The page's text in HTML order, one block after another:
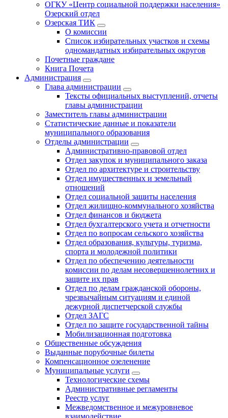
ОГКУ «Центр социальной поддержки населения»
Озерский отдел
Озерская ТИК
О комиссии
Список избирательных участков и схемы
одномандатных избирательных округов
Почетные граждане
Книга Почета
Администрация
Глава администрации
Тексты официальных выступлений, отчеты
главы администрации
Заместитель главы администрации
Статистические данные и показатели
муниципального образования
Отделы администрации
Административно-правовой отдел
Отдел закупок и муниципального заказа
Отдел по архитектуре и строительству
Отдел имущественных и земельный
отношений
Отдел социальной защиты населения
Отдел жилищно-коммунального хозяйства
Отдел финансов и бюджета
Отдел бухгалтерского учета и отчетности
Отдел по вопросам сельского хозяйства
Отдел образования, культуры, туризма,
спорта и молодежной политики
Отдел по обеспечению деятельности
комиссии по делам несовершеннолетних и
защите их прав
Отдел по делам гражданской обороны,
чрезвычайным ситуациям и единой
дежурной диспетчерской службы
Отдел ЗАГС
Отдел по защите государственной тайны
Мобилизационная подготовка
Общественные обсуждения
Выданные порубочные билеты
Компенсационное озеленение
Муниципальные услуги
Технологические схемы
Административные регламенты
Реестр услуг
Межведомственное и межуровневое